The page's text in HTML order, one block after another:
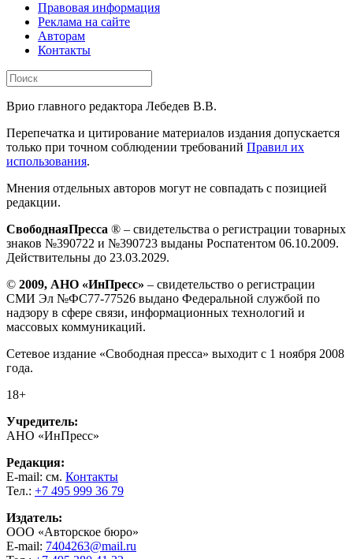
Правовая информация
Реклама на сайте
Авторам
Контакты
Врио главного редактора Лебедев В.В.
Перепечатка и цитирование материалов издания допускается
только при точном соблюдении требований Правил их
использования.
Мнения отдельных авторов могут не совпадать с позицией
редакции.
СвободнаяПресса ® – свидетельства о регистрации товарных
знаков №390722 и №390723 выданы Роспатентом 06.10.2009.
Действительны до 23.03.2029.
© 2009, АНО «ИнПресс» – свидетельство о регистрации
СМИ Эл №ФС77-77526 выдано Федеральной службой по
надзору в сфере связи, информационных технологий и
массовых коммуникаций.
Сетевое издание «Свободная пресса» выходит с 1 ноября 2008
года.
18+
Учредитель:
АНО «ИнПресс»
Редакция:
E-mail: см. Контакты
Тел.: +7 495 999 36 79
Издатель:
ООО «Авторское бюро»
E-mail: 7404263@mail.ru